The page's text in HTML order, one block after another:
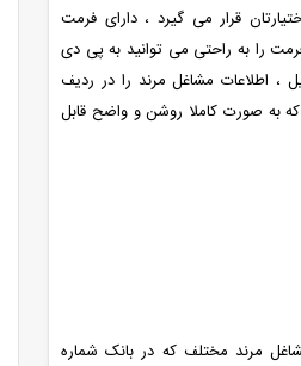
قرار می گیرد ، دارای فرمت
را به راحتی می توانید به پی دی
، اطلاعات مشاغل مرند را در ردیف
که به صورت کاملا روشن و واضح قابل
مرند مختلف که در بانک شماره